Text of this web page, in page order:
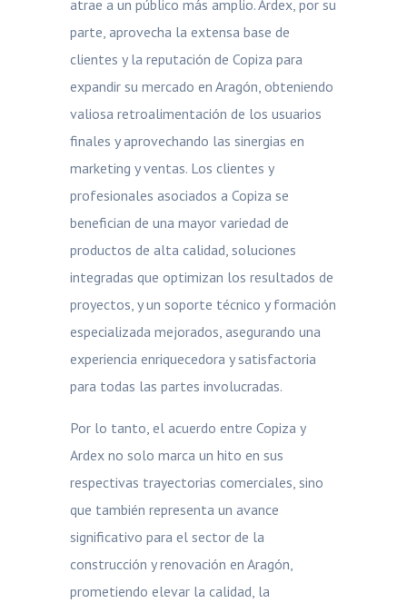
atrae a un público más amplio. Ardex, por su
parte, aprovecha la extensa base de
clientes y la reputación de Copiza para
expandir su mercado en Aragón, obteniendo
valiosa retroalimentación de los usuarios
finales y aprovechando las sinergias en
marketing y ventas. Los clientes y
profesionales asociados a Copiza se
benefician de una mayor variedad de
productos de alta calidad, soluciones
integradas que optimizan los resultados de
proyectos, y un soporte técnico y formación
especializada mejorados, asegurando una
experiencia enriquecedora y satisfactoria
para todas las partes involucradas.
Por lo tanto, el acuerdo entre Copiza y
Ardex no solo marca un hito en sus
respectivas trayectorias comerciales, sino
que también representa un avance
significativo para el sector de la
construcción y renovación en Aragón,
prometiendo elevar la calidad, la